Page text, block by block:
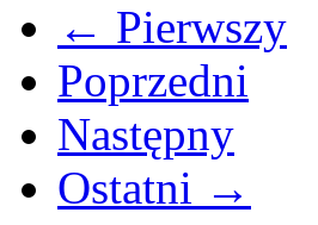
← Pierwszy
Poprzedni
Następny
Ostatni →